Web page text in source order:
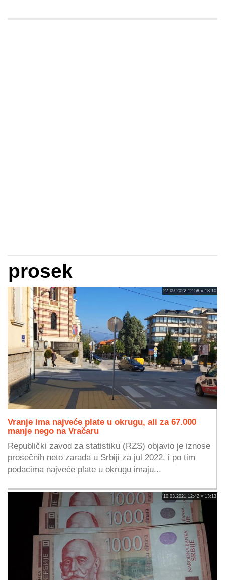
prosek
27.09.2022 12:58 » 13:10
Vranje ima najveće plate u okrugu, ali za 67.000
manje nego na Vračaru
Republički zavod za statistiku (RZS) objavio je iznose
prosečnih neto zarada u Srbiji za jul 2022. i po tim
podacima najveće plate u okrugu imaju...
10.03.2021 12:42 » 13:13